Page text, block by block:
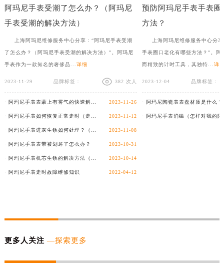
阿玛尼手表受潮了怎么办？（阿玛尼
手表受潮的解决方法）
上海阿玛尼维修服务中心分享：“阿玛尼手表受潮
了怎么办？（阿玛尼手表受潮的解决方法）”。阿玛尼
手表作为一款知名的奢侈品... 详细
2023-11-29 品牌标签： 382 次人
2023-11-26
2023-11-12
2023-11-08
· 阿玛尼手表表带被划坏了怎么办？ 2023-10-31
2023-10-14
· 阿玛尼手表走时故障维修知识 2022-04-12
预防阿玛尼手表手表
方法？
上海阿玛尼维修服务中心分
手表圈口老化有哪些方法？”。阿
而精致的计时工具，其独特... 详
2023-12-04 品牌标签：
更多人关注 —探索更多